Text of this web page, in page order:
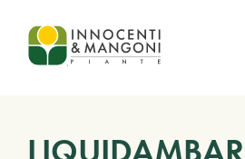
Skip to main content